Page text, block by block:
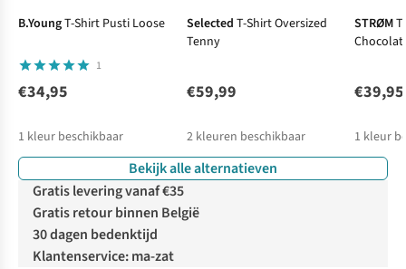
B.YoungT-Shirt Pusti Loose
1
€34,95
1 kleur beschikbaar
Selected T-Shirt Oversized
Tenny
€59,99
2 kleuren beschikbaar
%
STRØM
€39,95
1 kleur
Bekijk alle alternatieven
Gratis levering vanaf €35
Gratis retour binnen België
30 dagen bedenktijd
Klantenservice: ma-zat